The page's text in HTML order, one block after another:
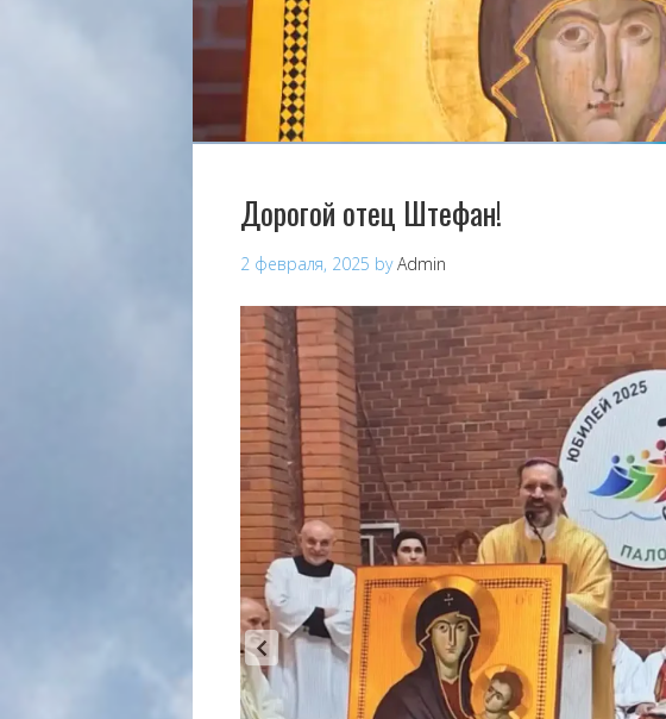
Дорогой отец Штефан!
2 февраля, 2025 byAdmin